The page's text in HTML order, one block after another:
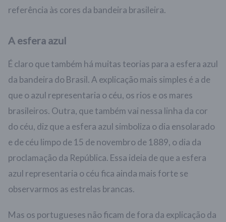
referência às cores da bandeira brasileira.
A esfera azul
É claro que também há muitas teorias para a esfera azul
da bandeira do Brasil. A explicação mais simples é a de
que o azul representaria o céu, os rios e os mares
brasileiros. Outra, que também vai nessa linha da cor
do céu, diz que a esfera azul simboliza o dia ensolarado
e de céu limpo de 15 de novembro de 1889, o dia da
proclamação da República. Essa ideia de que a esfera
azul representaria o céu fica ainda mais forte se
observarmos as estrelas brancas.
Mas os portugueses não ficam de fora da explicação da